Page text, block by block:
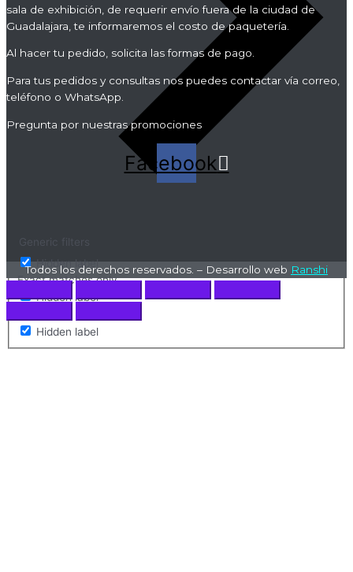
Generic filters
Hidden label
Exact matches only
Hidden label
Hidden label
sala de exhibición, de requerir envío fuera de la ciudad de
Guadalajara, te informaremos el costo de paquetería.
Al hacer tu pedido, solicita las formas de pago.
Para tus pedidos y consultas nos puedes contactar vía correo,
teléfono o WhatsApp.
Pregunta por nuestras promociones
Facebook
Todos los derechos reservados. – Desarrollo web Ranshi